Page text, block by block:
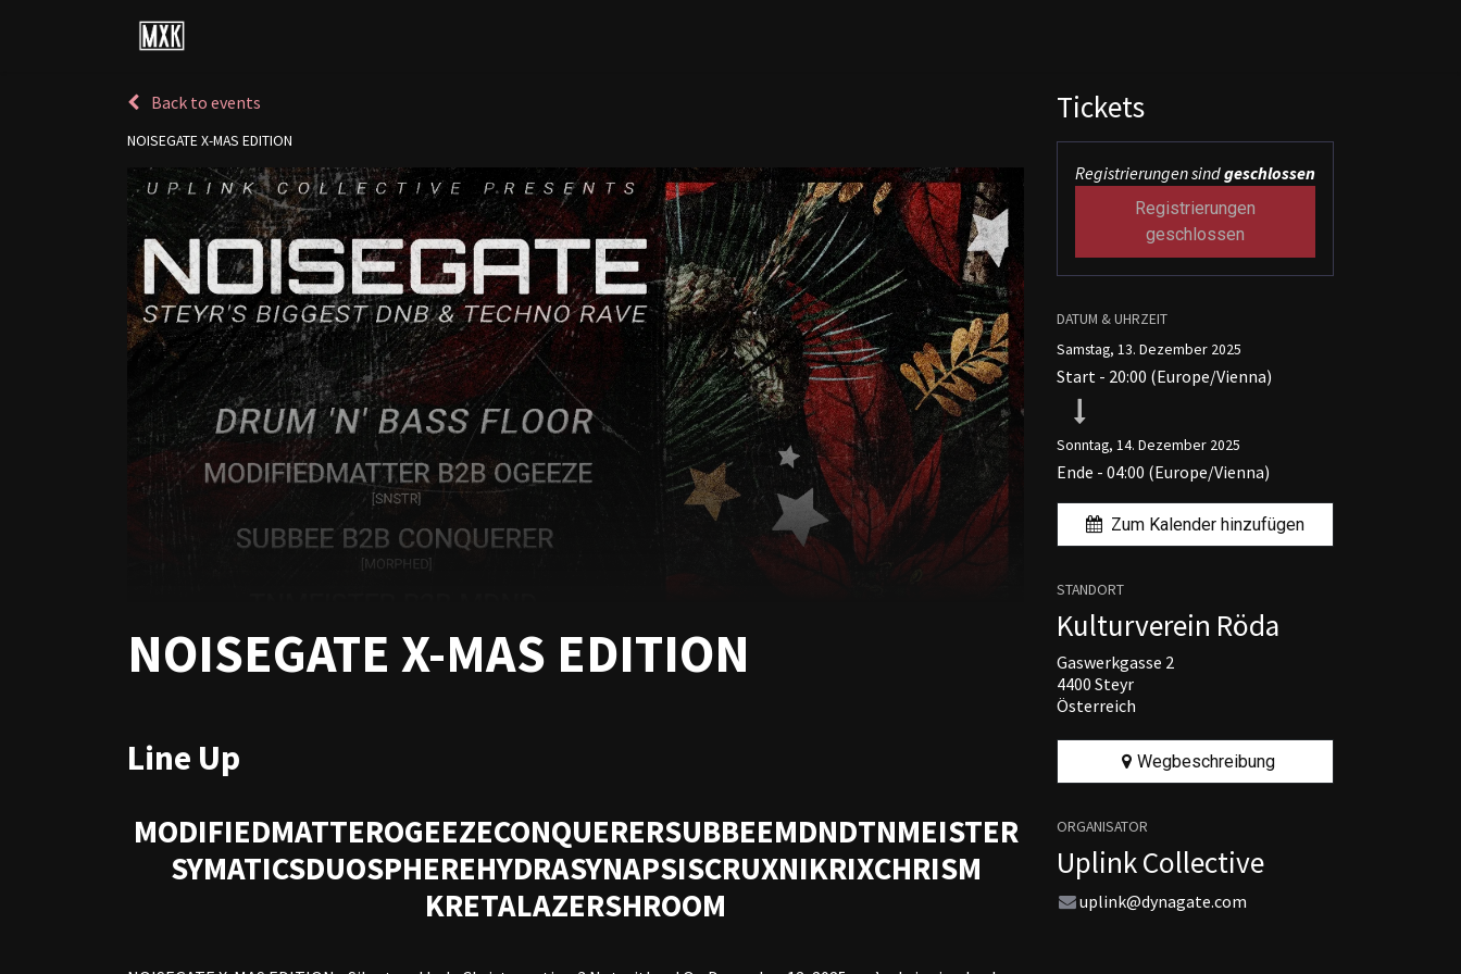
Back to events
NOISEGATE X-MAS EDITION
NOISEGATE X-MAS EDITION
Line Up
MODIFIEDMATTEROGEEZECONQUERERSUBBEEMDNDTNMEISTER
SYMATICSDUOSPHEREHYDRASYNAPSISCRUXNIKRIXCHRISM
KRETALAZERSHROOM
Tickets
Registrierungen sindgeschlossen
Registrierungen
geschlossen
DATUM & UHRZEIT
Samstag, 13. Dezember 2025
Start - 20:00 (Europe/Vienna)
Sonntag, 14. Dezember 2025
Ende - 04:00 (Europe/Vienna)
Zum Kalender hinzufügen
STANDORT
Kulturverein Röda
Gaswerkgasse 2
4400 Steyr
Österreich
Wegbeschreibung
ORGANISATOR
Uplink Collective
uplink@dynagate.com